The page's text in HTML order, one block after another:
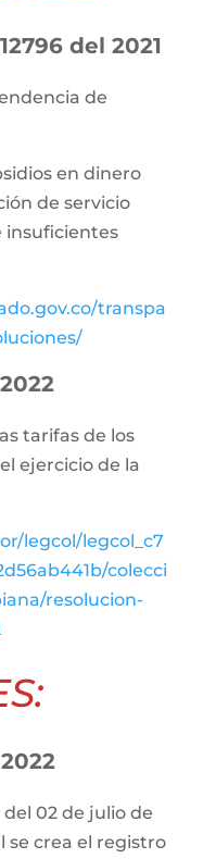
del 2021
de
en dinero
de servicio
insuficientes
transpa
tarifas de los
ejercicio de la
legcol/legcol_c7
colecci
resolucion-
02 de julio de
se crea el registro